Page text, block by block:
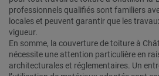
professionnels qualifiés sont familiers
locales et peuvent garantir que les
vigueur.
En somme, la couverture de toiture à
nécessite une attention particulière en
architecturales et réglementaires. Un